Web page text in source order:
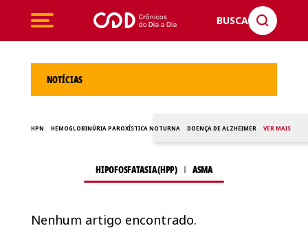
BUSCA
NOTÍCIAS
HPN HEMOGLOBINÚRIA PAROXÍSTICA NOTURNA DOENÇA DE ALZHEIMER VER MAIS
HIPOFOSFATASIA (HPP) ASMA
Nenhum artigo encontrado.